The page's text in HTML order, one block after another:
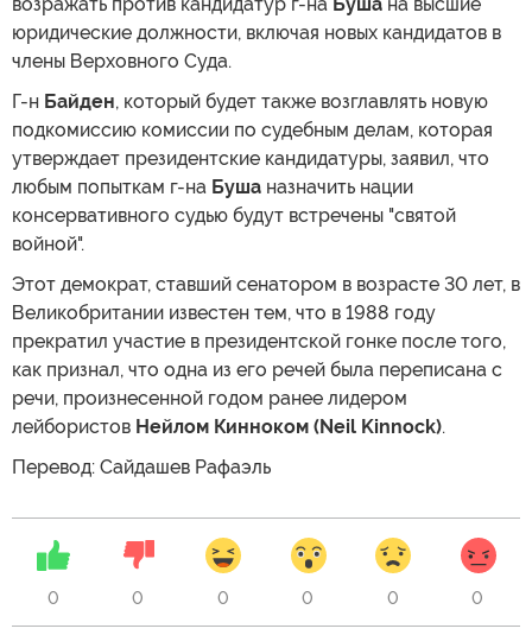
юридические должности, включая новых кандидатов в
члены Верховного Суда.
Г-н Байден, который будет также возглавлять новую
подкомиссию комиссии по судебным делам, которая
утверждает президентские кандидатуры, заявил, что
любым попыткам г-на Буша назначить нации
консервативного судью будут встречены "святой
войной".
Этот демократ, ставший сенатором в возрасте 30 лет, в
Великобритании известен тем, что в 1988 году
прекратил участие в президентской гонке после того,
как признал, что одна из его речей была переписана с
речи, произнесенной годом ранее лидером
лейбористов Нейлом Кинноком (Neil Kinnock).
Перевод: Сайдашев Рафаэль
0 0 0 0 0 0